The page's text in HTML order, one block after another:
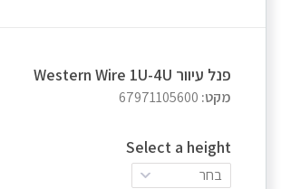
פנל עיוור Western Wire 1U-4U
מקט: 67971105600
Select a height
בחר